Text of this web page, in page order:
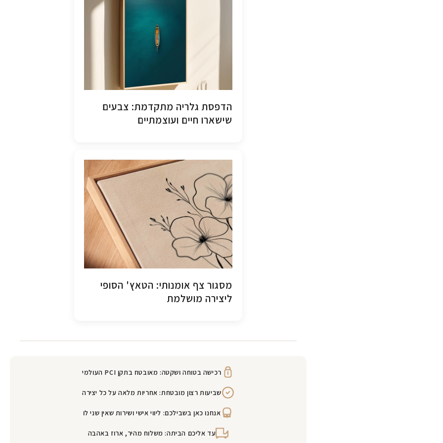
הדפסת גלריה מתקדמת: צבעים
שישארו חיים ועוצמתיים
מסגור צף אומנותי: הטאץ' הסופי
ליצירה מושלמת
רכישה בטוחה ושקטה: מאובטח בתקן PCI העולמי
שביעות רצון מובטחת: אחריות מלאה על כל יצירה
אנחנו כאן בשבילכם: ליווי אישי ושירות שאין שני לו
עד אליכם הביתה: משלוח מהיר, ארוז באהבה